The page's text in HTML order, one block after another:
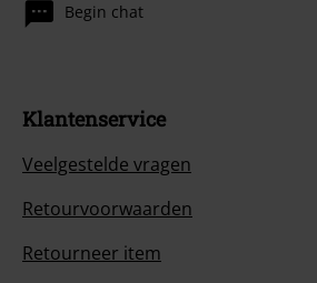
Begin chat
Klantenservice
Veelgestelde vragen
Retourvoorwaarden
Retourneer item